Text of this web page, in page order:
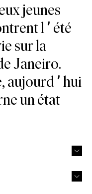
jeunes
l’été
sur la
Janeiro.
aujourd’hui
un état